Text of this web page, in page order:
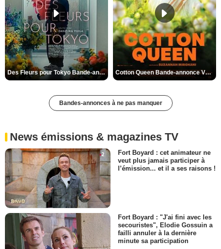
Des Fleurs pour Tokyo Bande-annonce VO STFR Cotton Queen Bande-annonce VO STFR
Bandes-annonces à ne pas manquer
News émissions & magazines TV
Fort Boyard : cet animateur ne
veut plus jamais participer à
l’émission... et il a ses raisons !
Fort Boyard : "J'ai fini avec les
secouristes", Elodie Gossuin a
failli annuler à la dernière
minute sa participation